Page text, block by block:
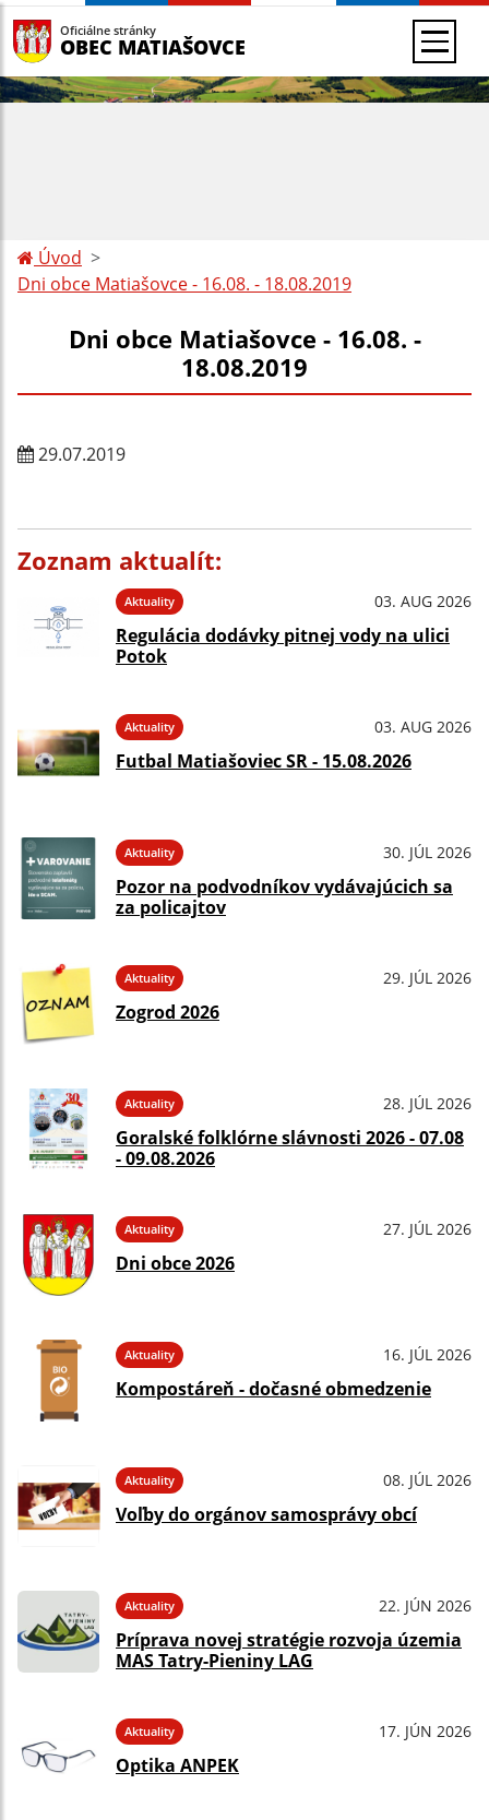
Oficiálne stránky
OBEC MATIAŠOVCE
Úvod
Dni obce Matiašovce - 16.08. - 18.08.2019
Dni obce Matiašovce - 16.08. -
18.08.2019
29.07.2019
Zoznam aktualít:
Aktuality 03. AUG 2026
Regulácia dodávky pitnej vody na ulici
Potok
Aktuality 03. AUG 2026
Futbal Matiašoviec SR - 15.08.2026
Aktuality 30. JÚL 2026
Pozor na podvodníkov vydávajúcich sa
za policajtov
Aktuality 29. JÚL 2026
Zogrod 2026
Aktuality 28. JÚL 2026
Goralské folklórne slávnosti 2026 - 07.08
- 09.08.2026
Aktuality 27. JÚL 2026
Dni obce 2026
Aktuality 16. JÚL 2026
Kompostáreň - dočasné obmedzenie
Aktuality 08. JÚL 2026
Voľby do orgánov samosprávy obcí
Aktuality 22. JÚN 2026
Príprava novej stratégie rozvoja územia
MAS Tatry-Pieniny LAG
Aktuality 17. JÚN 2026
Optika ANPEK